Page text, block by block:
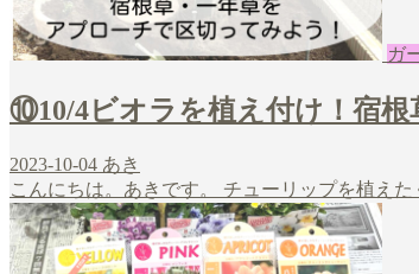
ガ
⑩10/4ビオラを植え付け！宿根
2023-10-04 あき
こんにちは。あきです。 チューリップを植え